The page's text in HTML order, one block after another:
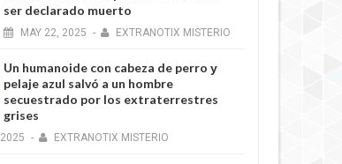
ser declarado muerto
MAY 22, 2025 - EXTRANOTIX MISTERIO
Un humanoide con cabeza de perro у
pelaje azul salvó a un hombre
secuestrado por los extraterrestres
grises
2025 - EXTRANOTIX MISTERIO